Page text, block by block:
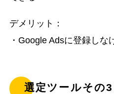
デメリット：
・Google Adsに登録しな
選定ツールその3